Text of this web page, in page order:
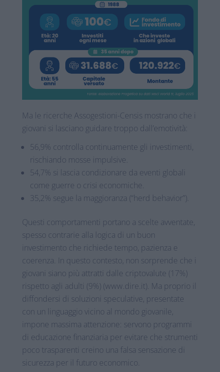
Ma le ricerche Assogestioni-Censis mostrano che i
giovani si lasciano guidare troppo dall’emotività:
56,9% controlla continuamente gli investimenti,
rischiando mosse impulsive.
54,7% si lascia condizionare da eventi globali
come guerre o crisi economiche.
35,2% segue la maggioranza (“herd behavior”).
Questi comportamenti portano a scelte avventate,
spesso contrarie alla logica di un buon
investimento che richiede tempo, pazienza e
coerenza. In questo contesto, non sorprende che i
giovani siano più attratti dalle criptovalute (17%)
rispetto agli adulti (9%) (www.dire.it). Ma proprio il
diffondersi di soluzioni speculative, presentate
con un linguaggio vicino al mondo giovanile,
impone massima attenzione: servono programmi
di educazione finanziaria per evitare che strumenti
poco trasparenti creino una falsa sensazione di
sicurezza per il futuro economico.